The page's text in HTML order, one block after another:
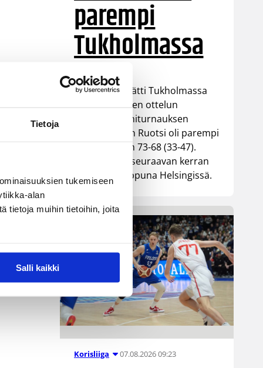
Tietoja
tukemiseen
alan
tietoja muihin tietoihin, joita
Salli kaikki
parempi
Tukholmassa
Susiladies päätti Tukholmassa
pelatun kahden ottelun
mittaisen miniturnauksen
tappioon, kun Ruotsi oli parempi
loppulukemin 73-68 (33-47).
Suomi pelaa seuraavan kerran
ensi viikonloppuna Helsingissä.
Korisliiga 07.08.2026 09:23